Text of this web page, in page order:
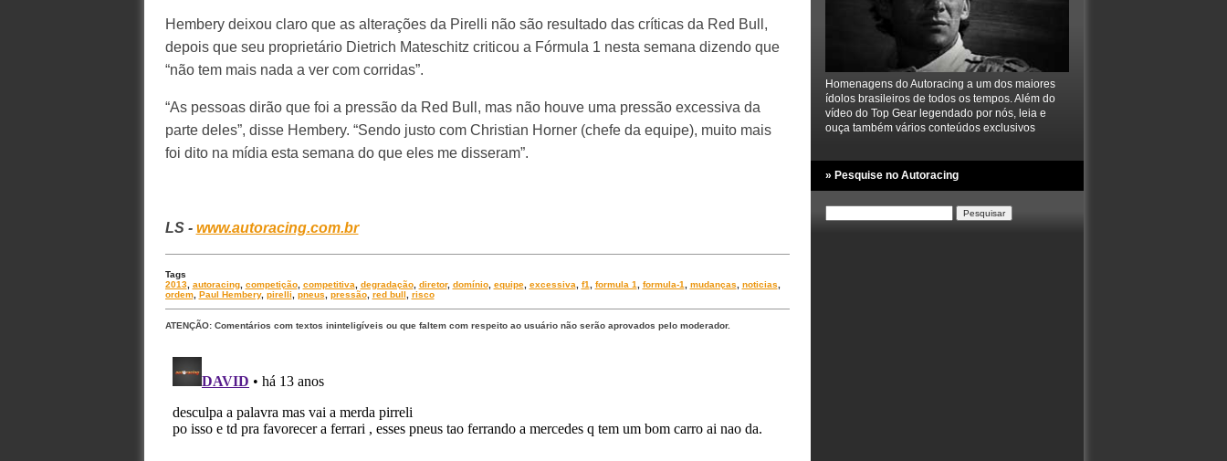
Hembery deixou claro que as alterações da Pirelli não são resultado das críticas da Red Bull,
depois que seu proprietário Dietrich Mateschitz criticou a Fórmula 1 nesta semana dizendo que
“não tem mais nada a ver com corridas”.
“As pessoas dirão que foi a pressão da Red Bull, mas não houve uma pressão excessiva da
parte deles”, disse Hembery. “Sendo justo com Christian Horner (chefe da equipe), muito mais
foi dito na mídia esta semana do que eles me disseram”.
LS - www.autoracing.com.br
Tags
2013, autoracing, competição, competitiva degradação, diretor, domínio, equipe, excessiva f1 formula 1 formula-1 mudanças noticias
ordem, Paul Hembery, pirelli pneus pressão, red bull risco
ATENÇÃO: Comentários com textos ininteligíveis ou que faltem com respeito ao usuário não serão aprovados pelo moderador.
Homenagens do Autoracing a um dos maiores
ídolos brasileiros de todos os tempos. Além do
vídeo do Top Gear legendado por nós, leia e
ouça também vários conteúdos exclusivos
» Pesquise no Autoracing
por: